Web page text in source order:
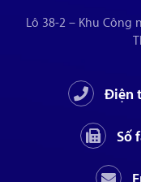
Lô 38-2 – Khu Công
Điện
Số